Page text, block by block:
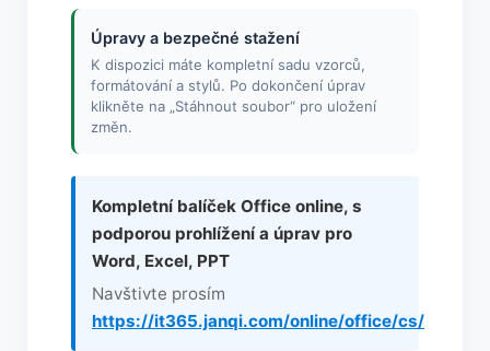
Úpravy a bezpečné stažení
K dispozici máte kompletní sadu vzorců,
formátování a stylů. Po dokončení úprav
klikněte na „Stáhnout soubor“ pro uložení
změn.
Kompletní balíček Office online, s
podporou prohlížení a úprav pro
Word, Excel, PPT
Navštivte prosím
https://it365.janqi.com/online/office/cs/